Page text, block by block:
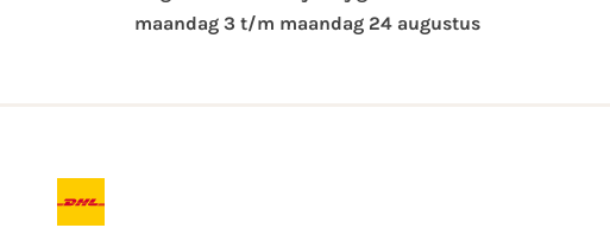
maandag 3 t/m maandag 24 augustus